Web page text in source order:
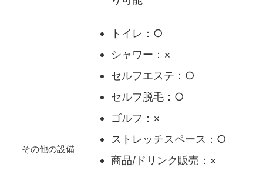
その他の設備
トイレ：○
シャワー：×
セルフエステ：○
セルフ脱毛：○
ゴルフ：×
ストレッチスペース：○
商品/ドリンク販売：×